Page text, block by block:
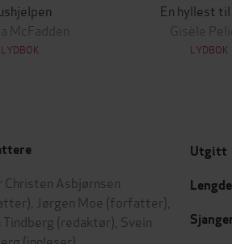
McFadden
LYDBOK
En hyllest
Gisèle
LYDBOK
Christen Asbjørnsen
Jørgen Moe (forfatter),
Tindberg (redaktør), Svein
Utgitt
Lengde